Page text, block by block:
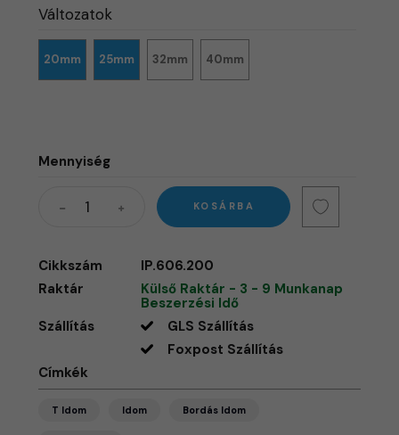
Változatok
20mm 25mm 32mm 40mm
Mennyiség
KOSÁRBA
Cikkszám
IP.606.200
Raktár
Külső Raktár - 3 - 9 Munkanap
Beszerzési Idő
Szállítás
GLS Szállítás
Foxpost Szállítás
Címkék
T Idom Idom Bordás Idom